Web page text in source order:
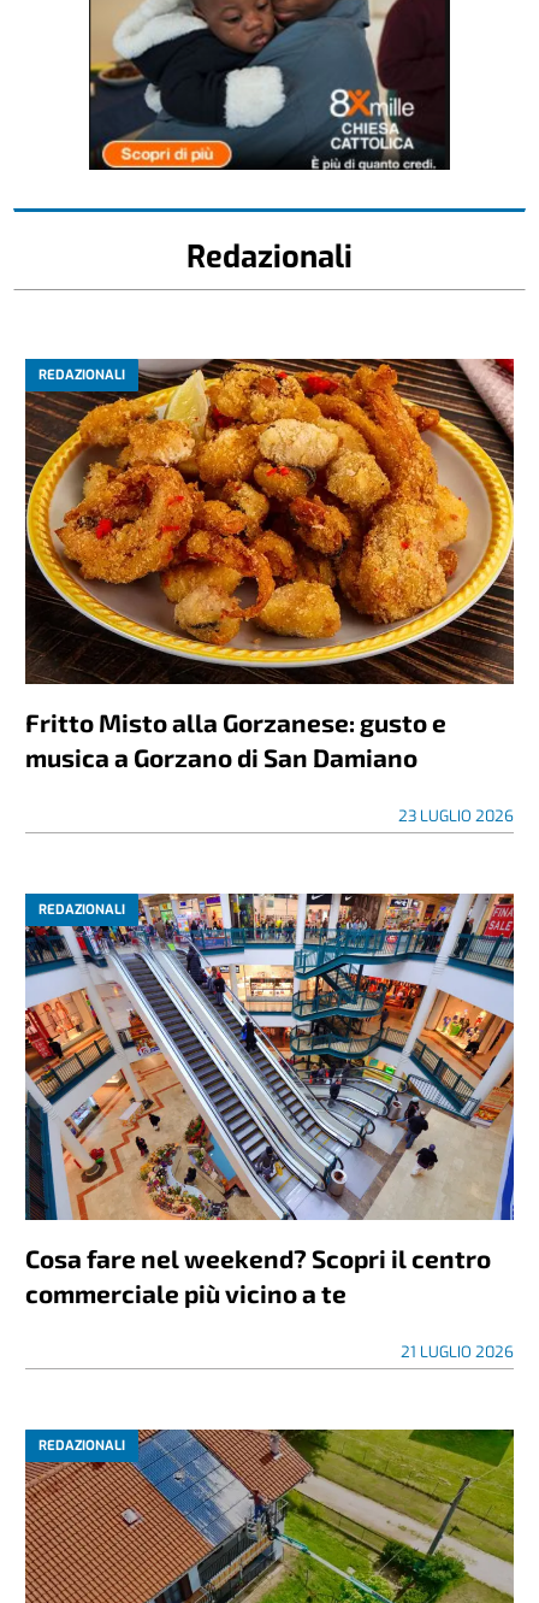
Redazionali
REDAZIONALI
Fritto Misto alla Gorzanese: gusto e
musica a Gorzano di San Damiano
23 LUGLIO 2026
REDAZIONALI
Cosa fare nel weekend? Scopri il centro
commerciale più vicino a te
21 LUGLIO 2026
REDAZIONALI